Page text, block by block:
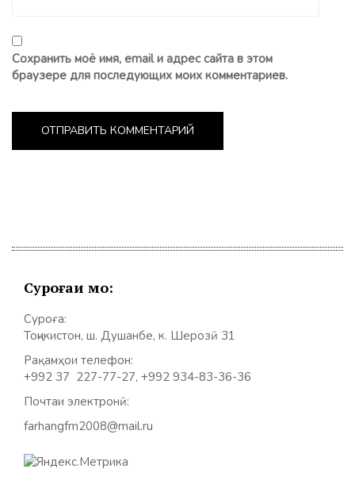
Сохранить моё имя, email и адрес сайта в этом
браузере для последующих моих комментариев.
Суроғаи мо:
Суроға:
Тоҷикистон, ш. Душанбе, к. Шерозӣ 31
Рақамҳои телефон:
+992 37 227-77-27, +992 934-83-36-36
Почтаи электронӣ:
farhangfm2008@mail.ru